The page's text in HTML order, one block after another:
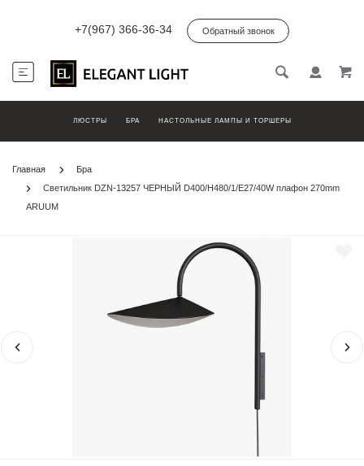
+7(967) 366-36-34 Обратный звонок
ЛЮСТРЫ БРА НАСТОЛЬНЫЕ ЛАМПЫ И ТОРШЕРЫ
Главная
Бра
Светильник DZN-13257 ЧЕРНЫЙ D400/H480/1/E27/40W плафон 270mm
ARUUM